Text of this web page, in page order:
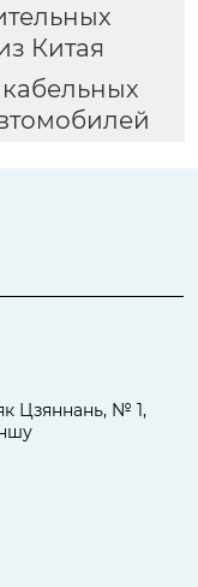
Китая
Цзяннань, № 1,